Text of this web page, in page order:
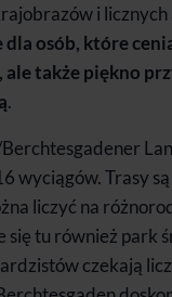
i licznych
dla osób, które
także piękno
.
wyciągów. Trasy
liczyć na
się tu również park
czekają